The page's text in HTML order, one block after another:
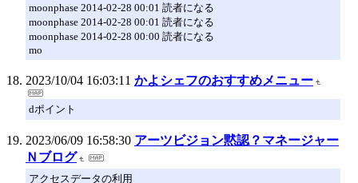
moonphase 2014-02-28 00:01 読者になる
moonphase 2014-02-28 00:01 読者になる
moonphase 2014-02-28 00:00 読者になる
mo
2023/10/04 16:03:11 かよシェフのおすすめメニュー
dポイント
2023/06/09 16:58:30 アーツビジョン黙認？マネージャー
Ｎブログ
アクセスデータの利用